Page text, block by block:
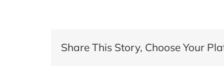
Share This Story, Choose Your